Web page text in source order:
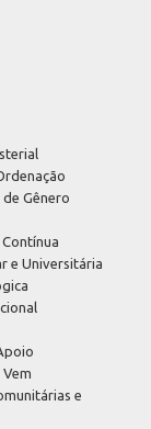
Gênero
e Universitária
e